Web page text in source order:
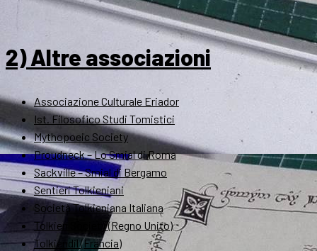
2) Altre associazioni
Associazione Culturale Eriador
Ist. Filosofico Studi Tomistici
Mythopoeic Society
Proudneck – Lo Smial di Roma
Sackville – Smial di Bergamo
Sentieri Tolkieniani
Società Tolkieniana Italiana
Tolkien Society (Regno Unito)
Tolkiendil (Francia)